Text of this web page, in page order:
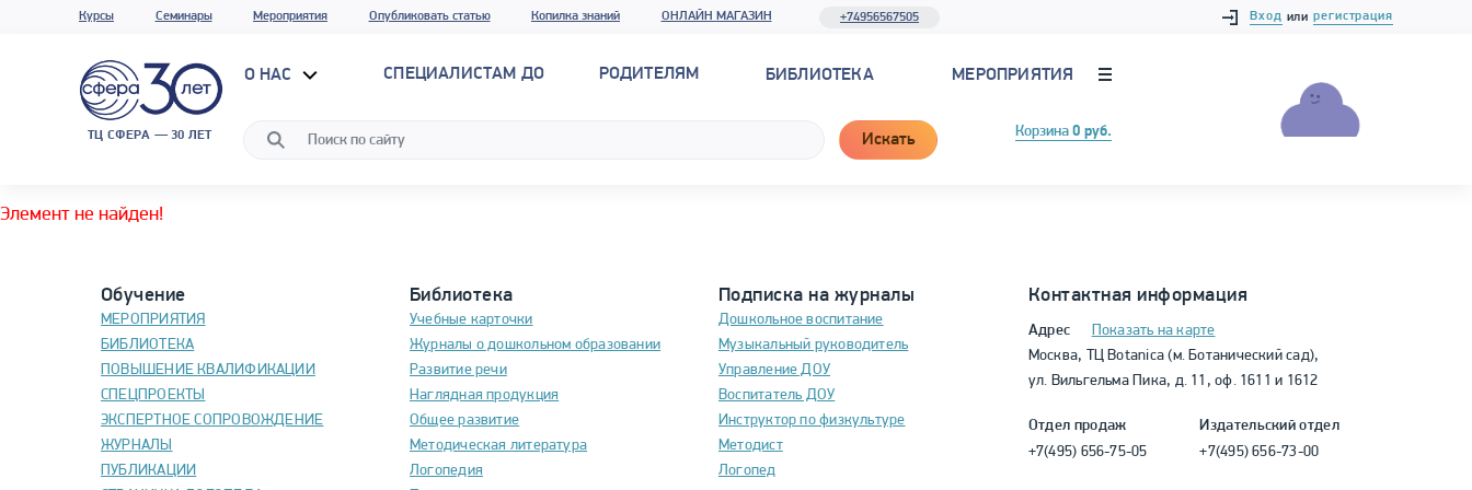
Курсы Семинары Мероприятия Опубликовать статью Копилка знаний ОНЛАЙН МАГАЗИН +74956567505 Вход или регистрация
ТЦ СФЕРА — 30 ЛЕТ
О НАС СПЕЦИАЛИСТАМ ДО РОДИТЕЛЯМ БИБЛИОТЕКА МЕРОПРИЯТИЯ
Искать Корзина 0 руб.
Элемент не найден!
Обучение
МЕРОПРИЯТИЯ
БИБЛИОТЕКА
ПОВЫШЕНИЕ КВАЛИФИКАЦИИ
СПЕЦПРОЕКТЫ
ЭКСПЕРТНОЕ СОПРОВОЖДЕНИЕ
ЖУРНАЛЫ
ПУБЛИКАЦИИ
Библиотека
Учебные карточки
Журналы о дошкольном образовании
Развитие речи
Наглядная продукция
Общее развитие
Методическая литература
Логопедия
Подписка на журналы
Дошкольное воспитание
Музыкальный руководитель
Управление ДОУ
Воспитатель ДОУ
Инструктор по физкультуре
Методист
Логопед
Контактная информация
Адрес
Показать на карте
Москва, ТЦ Botanica (м. Ботанический сад),
ул. Вильгельма Пика, д. 11, оф. 1611 и 1612
Отдел продаж
+7(495) 656-75-05
Издательский отдел
+7(495) 656-73-00